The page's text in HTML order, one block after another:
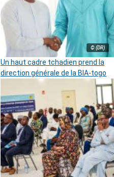
© (DR)
Un haut cadre tchadien prend la
direction générale de la BIA-togo